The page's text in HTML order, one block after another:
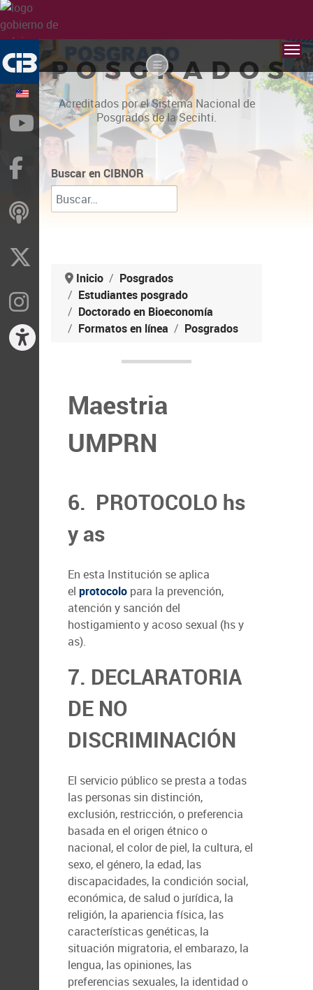
POSGRADOS
Acreditados por el Sistema Nacional de
Posgrados de la Secihti.
Buscar en CIBNOR
Inicio
Posgrados
Estudiantes posgrado
Doctorado en Bioeconomía
Formatos en línea
Posgrados
Maestria
UMPRN
6. PROTOCOLO hs
y as
En esta Institución se aplica
el protocolo para la prevención,
atención y sanción del
hostigamiento y acoso sexual (hs y
as).
7. DECLARATORIA
DE NO
DISCRIMINACIÓN
El servicio público se presta a todas
las personas sin distinción,
exclusión, restricción, o preferencia
basada en el origen étnico o
nacional, el color de piel, la cultura, el
sexo, el género, la edad, las
discapacidades, la condición social,
económica, de salud o jurídica, la
religión, la apariencia física, las
características genéticas, la
situación migratoria, el embarazo, la
lengua, las opiniones, las
preferencias sexuales, la identidad o
YouTube
Facebook
ivoox
Instragram